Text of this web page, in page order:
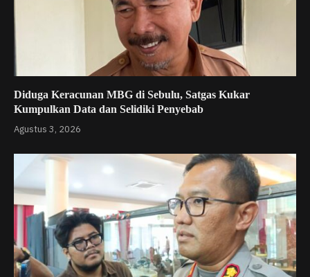
Diduga Keracunan MBG di Sebulu, Satgas Kukar
Kumpulkan Data dan Selidiki Penyebab
Agustus 3, 2026